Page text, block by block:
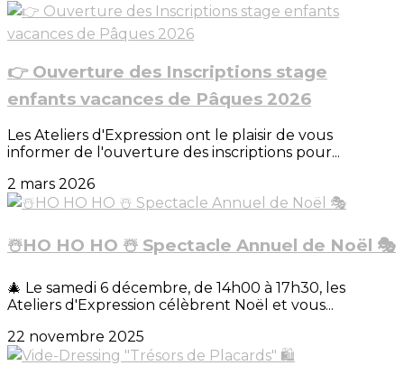
👉 Ouverture des Inscriptions stage
enfants vacances de Pâques 2026
Les Ateliers d'Expression ont le plaisir de vous
informer de l'ouverture des inscriptions pour...
2 mars 2026
☃️HO HO HO ☃️ Spectacle Annuel de Noël 🎭
🎄 Le samedi 6 décembre, de 14h00 à 17h30, les
Ateliers d'Expression célèbrent Noël et vous...
22 novembre 2025